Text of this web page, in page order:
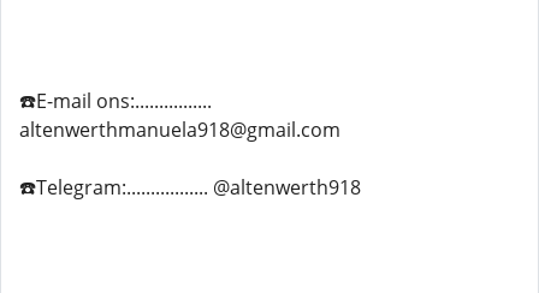
☎️E-mail ons:................
altenwerthmanuela918@gmail.com
☎️Telegram:................. @altenwerth918